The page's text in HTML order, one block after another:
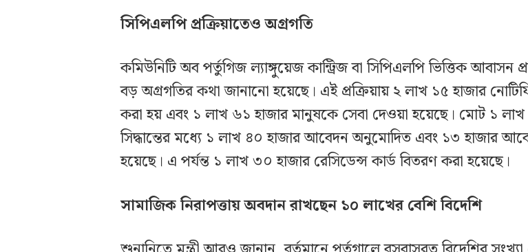
সিপিএলপি প্রক্রিয়াতেও অগ্রগতি
কমিউনিটি অব পর্তুগিজ ল্যাঙ্গুয়েজ কান্ট্রিজ বা সিপিএলপি ভিত্তিক আবাসন
বড় অগ্রগতির কথা জানানো হয়েছে। এই প্রক্রিয়ায় ২ লাখ ১৫ হাজার
করা হয় এবং ১ লাখ ৬১ হাজার মানুষকে সেবা দেওয়া হয়েছে। মোট ১
সিদ্ধান্তের মধ্যে ১ লাখ ৪০ হাজার আবেদন অনুমোদিত এবং ১৩ হাজার
হয়েছে। এ পর্যন্ত ১ লাখ ৩০ হাজার রেসিডেন্স কার্ড বিতরণ করা হয়েছে।
সামাজিক নিরাপত্তায় অবদান রাখছেন ১০ লাখের বেশি বিদেশি